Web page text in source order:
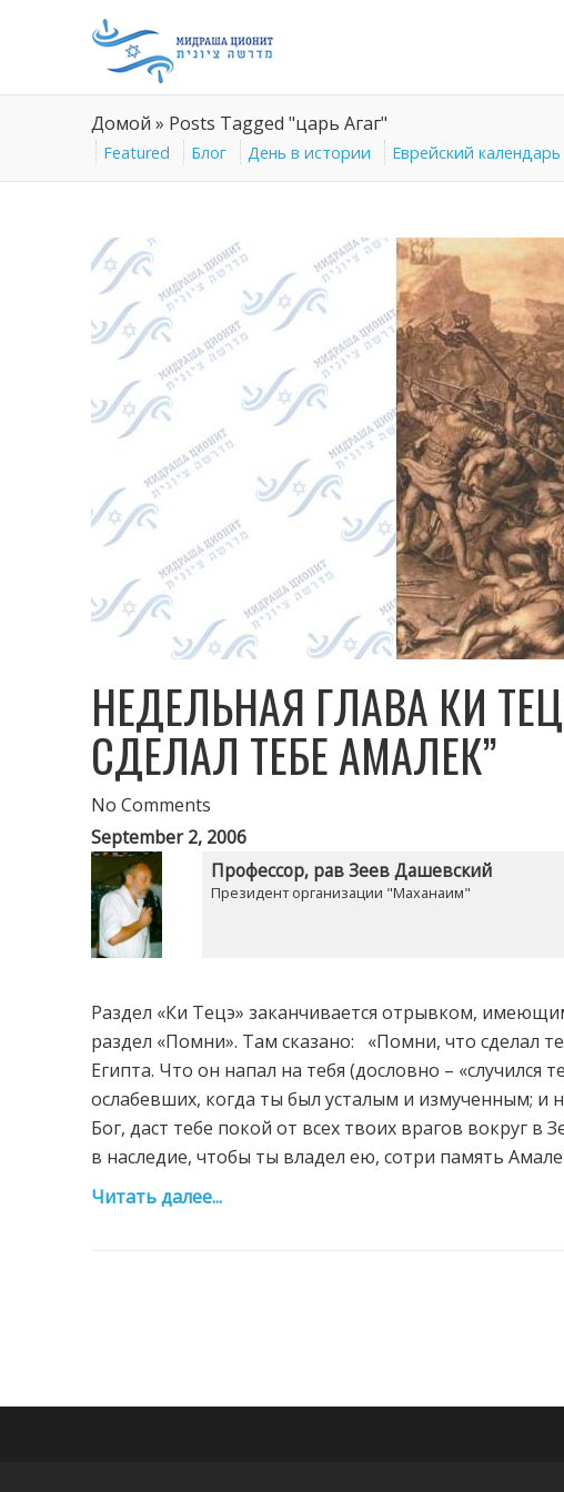
Домой » Posts Tagged "царь Агаг"
Featured Блог День в истории Еврейский календарь
НЕДЕЛЬНАЯ ГЛАВА КИ
СДЕЛАЛ ТЕБЕ АМАЛЕК”
No Comments
September 2, 2006
Профессор, рав Зеев Дашевский
Президент организации "Маханаим"
Раздел «Ки Тецэ» заканчивается отрывком,
раздел «Помни». Там сказано: «Помни, что сделал
Египта. Что он напал на тебя (дословно – «случился
ослабевших, когда ты был усталым и измученным; и
Бог, даст тебе покой от всех твоих врагов вокруг
в наследие, чтобы ты владел ею, сотри память
Читать далее...